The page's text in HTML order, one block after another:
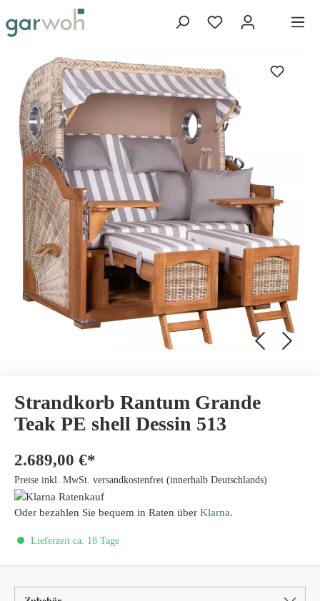
Strandkorb Rantum Grande
Teak PE shell Dessin 513
2.689,00 €*
Preise inkl. MwSt. versandkostenfrei (innerhalb Deutschlands)
Oder bezahlen Sie bequem in Raten über Klarna.
Lieferzeit ca. 18 Tage